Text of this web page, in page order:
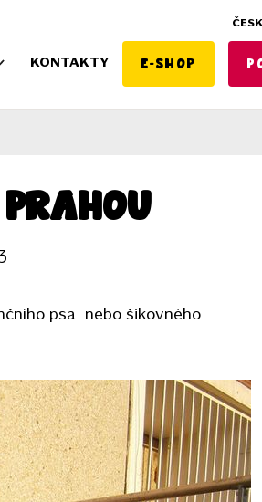
KONTAKTY E-shop
psa nebo šikovného